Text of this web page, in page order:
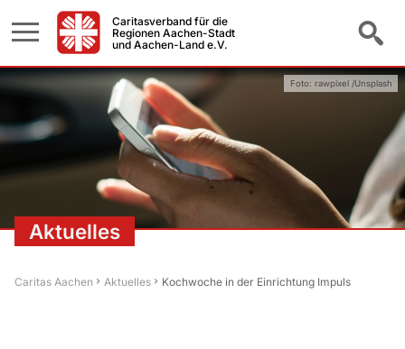
Caritasverband für die
Regionen Aachen-Stadt
und Aachen-Land e.V.
Aktuelles
Foto: rawpixel /Unsplash
Caritas Aachen Aktuelles Kochwoche in der Einrichtung Impuls